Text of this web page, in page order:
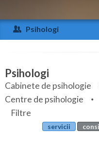
Arad
Arges
Bihor
Bistrita-Nasaud
Botosani
Psihologi
Specialitati
Servicii
Articole
Evenimente
Psihologi
Cabinete de psihologie
Centre de psihologie
Filtre
servicii